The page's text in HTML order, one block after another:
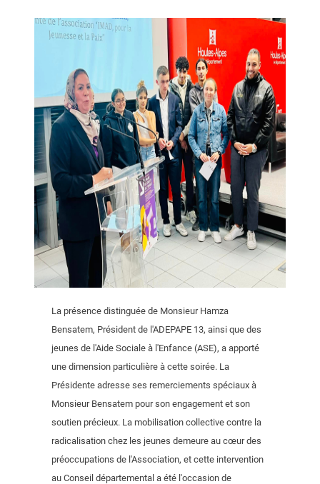
La présence distinguée de Monsieur Hamza
Bensatem, Président de l'ADEPAPE 13, ainsi que des
jeunes de l'Aide Sociale à l'Enfance (ASE), a apporté
une dimension particulière à cette soirée. La
Présidente adresse ses remerciements spéciaux à
Monsieur Bensatem pour son engagement et son
soutien précieux. La mobilisation collective contre la
radicalisation chez les jeunes demeure au cœur des
préoccupations de l'Association, et cette intervention
au Conseil départemental a été l'occasion de